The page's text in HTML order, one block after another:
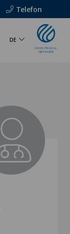
Telefon
DE